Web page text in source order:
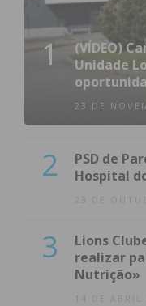
1
(VÍDEO)
Unidade
23 DE
2
PSD de
Hospital
23 DE
3
Lions
realizar
Nutrição»
14 DE ABRIL